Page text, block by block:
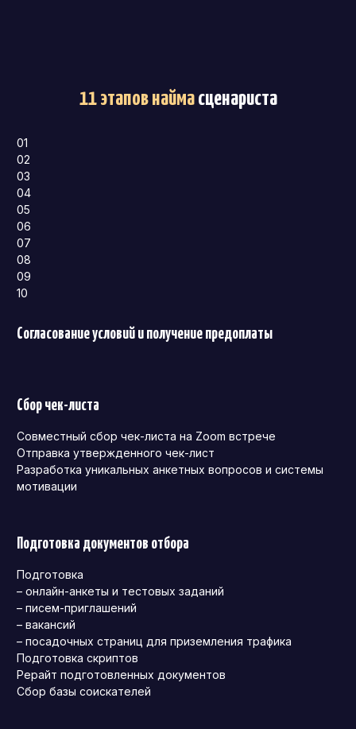
11 этапов наймасценариста
01
02
03
04
05
06
07
08
09
10
Согласование условий и получение предоплаты
Сбор чек-листа
Совместный сбор чек-листа на Zoom встрече
Отправка утвержденного чек-лист
Разработка уникальных анкетных вопросов и системы
мотивации
Подготовка документов отбора
Подготовка
– онлайн-анкеты и тестовых заданий
– писем-приглашений
– вакансий
– посадочных страниц для приземления трафика
Подготовка скриптов
Рерайт подготовленных документов
Сбор базы соискателей